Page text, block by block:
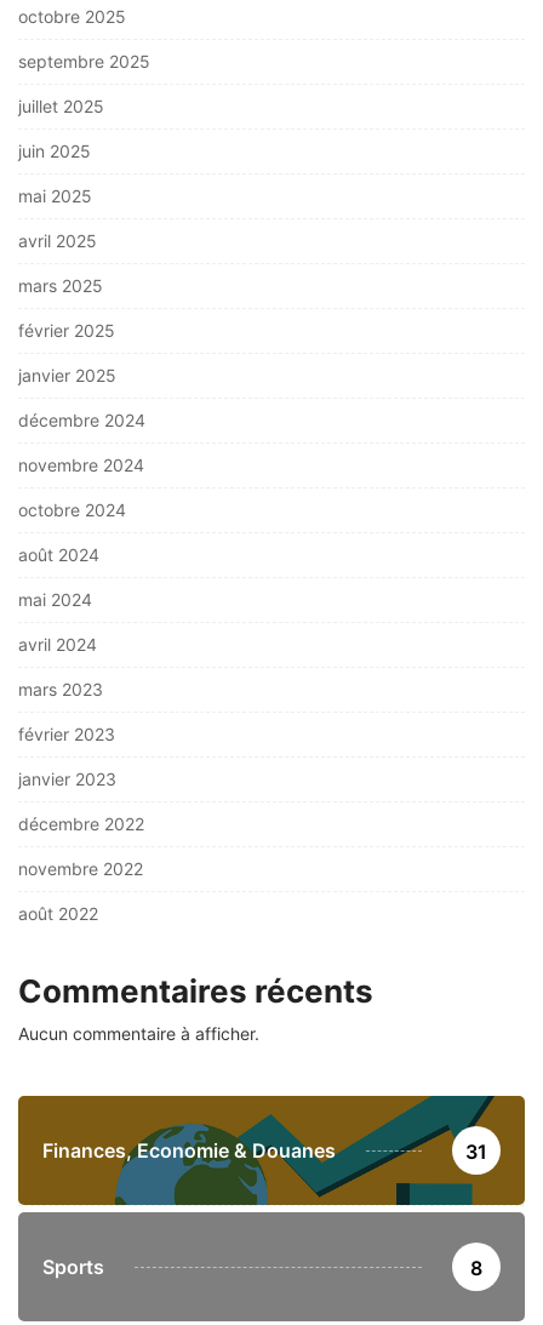
octobre 2025
septembre 2025
juillet 2025
juin 2025
mai 2025
avril 2025
mars 2025
février 2025
janvier 2025
décembre 2024
novembre 2024
octobre 2024
août 2024
mai 2024
avril 2024
mars 2023
février 2023
janvier 2023
décembre 2022
novembre 2022
août 2022
Commentaires récents
Aucun commentaire à afficher.
Finances, Economie & Douanes 31
Sports 8